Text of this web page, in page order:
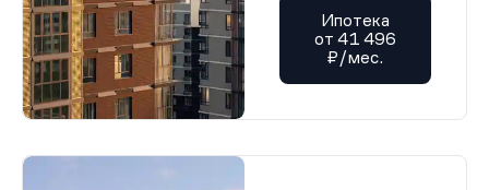
Ипотека
от 41 496
₽/мес.